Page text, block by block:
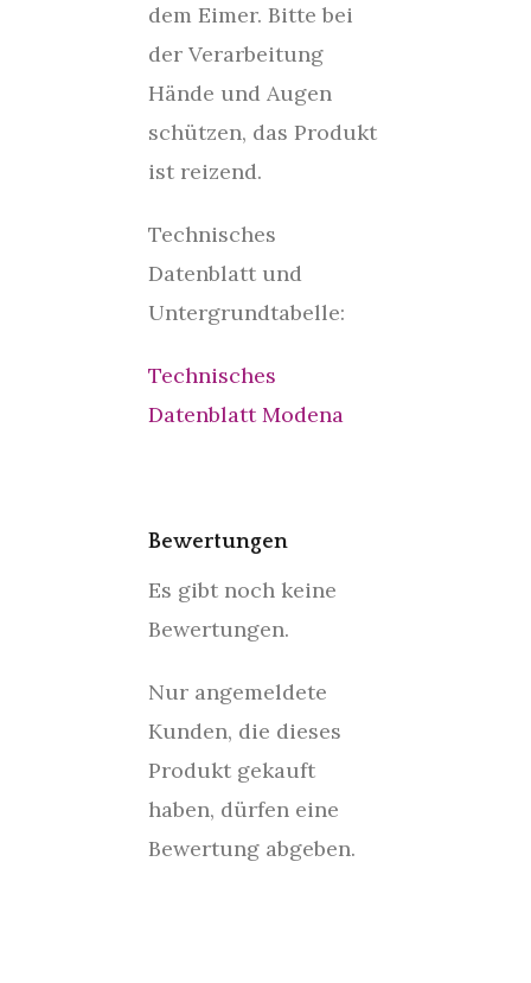
dem Eimer. Bitte bei
der Verarbeitung
Hände und Augen
schützen, das Produkt
ist reizend.
Technisches
Datenblatt und
Untergrundtabelle:
Technisches
Datenblatt Modena
Bewertungen
Es gibt noch keine
Bewertungen.
Nur angemeldete
Kunden, die dieses
Produkt gekauft
haben, dürfen eine
Bewertung abgeben.